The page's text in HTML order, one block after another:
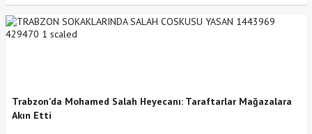
Trabzon’da Mohamed Salah Heyecanı: Taraftarlar Mağazalara
Akın Etti